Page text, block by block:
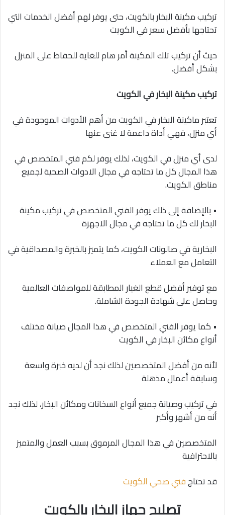
تركيب مكينة البخار بالكويت، حتى يوفر لهم أفضل الخدمات التي
تحتاجها بأفضل سعر في الكويت
حيث أن تركيب تلك المكينة أمر هام للغاية للحفاظ على المنزل
بشكل أفضل.
تركيب مكينة البخار في الكويت
تعتبر ماكينة البخار في الكويت من أهم الأدوات الموجودة في
أي منزل، فهي أداة داعمة لا غنى عنها
لدى أي منزل في الكويت، لذلك يوفر لكم فني المتخصص في
هذا المجال كل ما تحتاجه في مجال الادوات الصحية لجميع
مناطق الكويت.
• بالإضافة إلى ذلك يوفر الفني المتخصص في تركيب مكينة
البخار لك كل ما تحتاجه في مجال الاجهزة
البخارية في صالونات الكويت، كما يتميز بالخبرة والمصداقية في
التعامل مع العملاء
مع توفير أفضل قطع الغيار المطابقة للمواصفات العالمية
وحاصل على شهادة الجودة الشاملة.
• كما يوفر الفني المتخصص في هذا المجال صيانة مختلف
أنواع مكائن البخار في الكويت
لأنه من أفضل المتخصصين لذلك نجد أن لديه خبرة واسعة
وسابقة أعمال مذهلة
في تركيب وصيانة جميع أنواع السخانات ومكائن البخار، لذلك نجد
أنه من أشهر وأكبر
المتخصصين في هذا المجال المرموق بسبب العمل والمتميز
بالاحترافية
قد تحتاجفني صحي الكويت
تصليح جهاز البخار بالكويت